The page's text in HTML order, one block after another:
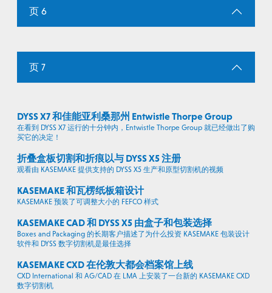
页 6
页 7
DYSS X7 和佳能亚利桑那州 Entwistle Thorpe Group
在看到 DYSS X7 运行的十分钟内，Entwistle Thorpe Group 就已经做出了购
买它的决定！
折叠盒板切割和折痕以与 DYSS X5 注册
观看由 KASEMAKE 提供支持的 DYSS X5 生产和原型切割机的视频
KASEMAKE 和瓦楞纸板箱设计
KASEMAKE 预装了可调整大小的 FEFCO 样式
KASEMAKE CAD 和 DYSS X5 由盒子和包装选择
Boxes and Packaging 的长期客户描述了为什么投资 KASEMAKE 包装设计
软件和 DYSS 数字切割机是最佳选择
KASEMAKE CXD 在伦敦大都会档案馆上线
CXD International 和 AG/CAD 在 LMA 上安装了一台新的 KASEMAKE CXD
数字切割机